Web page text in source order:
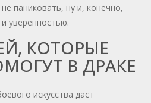
паниковать, ну и, конечно,
уверенностью.
КОТОРЫЕ
В ДРАКЕ
искусства даст